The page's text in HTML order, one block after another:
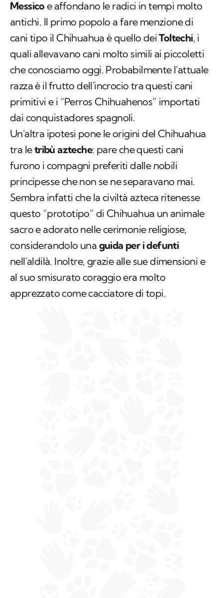
Messico e affondano le radici in tempi molto
antichi. Il primo popolo a fare menzione di
cani tipo il Chihuahua è quello deiToltechi, i
quali allevavano cani molto simili ai piccoletti
che conosciamo oggi. Probabilmente l'attuale
razza è il frutto dell'incrocio tra questi cani
primitivi e i “Perros Chihuahenos” importati
dai conquistadores spagnoli.
Un'altra ipotesi pone le origini del Chihuahua
tra letribù azteche: pare che questi cani
furono i compagni preferiti dalle nobili
principesse che non se ne separavano mai.
Sembra infatti che la civiltà azteca ritenesse
questo “prototipo” di Chihuahua un animale
sacro e adorato nelle cerimonie religiose,
considerandolo una guida per i defunti
nell'aldilà. Inoltre, grazie alle sue dimensioni e
al suo smisurato coraggio era molto
apprezzato come cacciatore di topi.